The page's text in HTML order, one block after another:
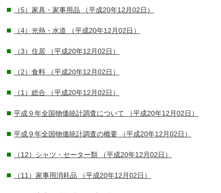
（5）家具・家事用品 （平成20年12月02日）
（4）光熱・水道 （平成20年12月02日）
（3）住居 （平成20年12月02日）
（2）食料 （平成20年12月02日）
（1）総合 （平成20年12月02日）
平成９年全国物価統計調査について （平成20年12月02日）
平成９年全国物価統計調査の概要 （平成20年12月02日）
（12）シャツ・セーター類 （平成20年12月02日）
（11）家事用消耗品 （平成20年12月02日）